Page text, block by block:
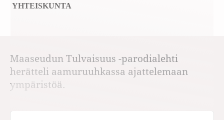
YHTEISKUNTA
Maaseudun Tulvaisuus -parodialehti
herätteli aamuruuhkassa ajattelemaan
ympäristöä.